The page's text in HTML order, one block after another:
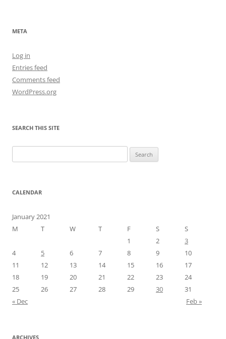
META
Log in
Entries feed
Comments feed
WordPress.org
SEARCH THIS SITE
for:
CALENDAR
January 2021
M
T W T F S
S
1
2
3
4
5 6 7 8 9
10
11
12 13 14 15 16
17
18
19 20 21 22 23
24
25
26 27 28 29 30
31
« Dec
Feb »
ARCHIVES